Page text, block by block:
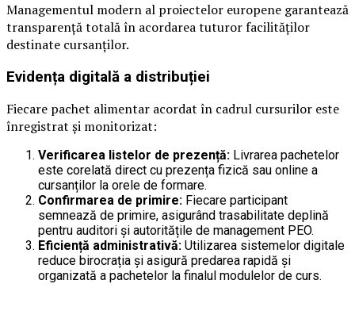
Managementul modern al proiectelor europene garantează
transparență totală în acordarea tuturor facilităților
destinate cursanților.
Evidența digitală a distribuției
Fiecare pachet alimentar acordat în cadrul cursurilor este
înregistrat și monitorizat:
Verificarea listelor de prezență: Livrarea pachetelor
este corelată direct cu prezența fizică sau online a
cursanților la orele de formare.
Confirmarea de primire: Fiecare participant
semnează de primire, asigurând trasabilitate deplină
pentru auditori și autoritățile de management PEO.
Eficiență administrativă: Utilizarea sistemelor digitale
reduce birocrația și asigură predarea rapidă și
organizată a pachetelor la finalul modulelor de curs.